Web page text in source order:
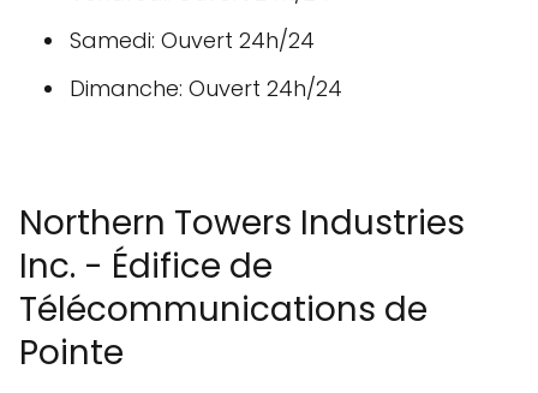
Samedi: Ouvert 24h/24
Dimanche: Ouvert 24h/24
Northern Towers Industries
Inc. - Édifice de
Télécommunications de
Pointe